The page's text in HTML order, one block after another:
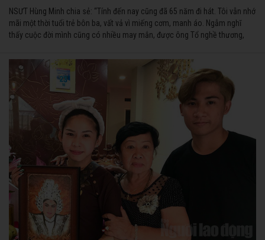
NSƯT Hùng Minh chia sẻ: “Tính đến nay cũng đã 65 năm đi hát. Tôi vẫn nhớ
mãi một thời tuổi trẻ bôn ba, vất vả vì miếng cơm, manh áo. Ngẫm nghĩ
thấy cuộc đời mình cũng có nhiều may mắn, được ông Tổ nghề thương,
ngược nhận được những cơ may để từng bước thành danh với nghiệp ca
diễn”.